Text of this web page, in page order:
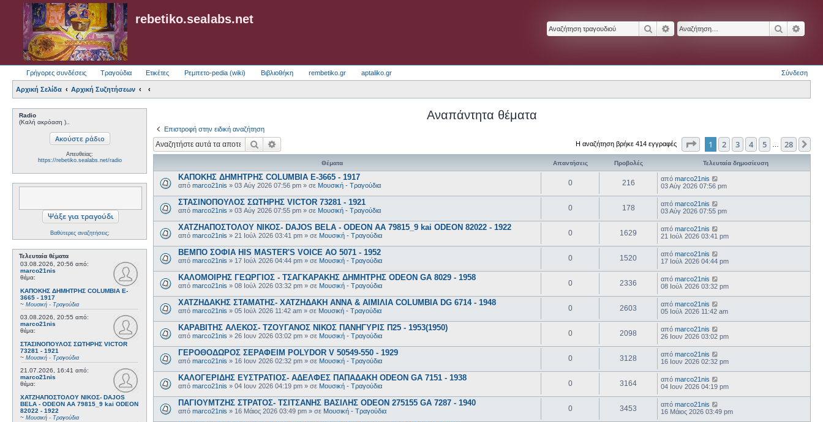
rebetiko.sealabs.net
ΑναζήτησηΕιδική αναζήτηση
Γρήγορες συνδέσεις Τραγούδια Ετικέτες Ρεμπετο-pedia (wiki) Βιβλιοθήκη rembetiko.gr aptaliko.gr Σύνδεση
Αρχική Σελίδα Αρχική Συζητήσεων
Radio
(Καλή ακρόαση )..
Απευθείας:
https://rebetiko.sealabs.net/radio
Βαθύτερες αναζητήσεις;
Τελευταία θέματα
03.08.2026, 20:56 από:
marco21nis
θέμα:
ΚΑΠΟΚΗΣ ΔΗΜΗΤΡΗΣ COLUMBIA E-
3665 - 1917
~ Μουσική - Τραγούδια
03.08.2026, 20:55 από:
marco21nis
θέμα:
ΣΤΑΣΙΝΟΠΟΥΛΟΣ ΣΩΤΗΡΗΣ VICTOR
73281 - 1921
~ Μουσική - Τραγούδια
21.07.2026, 16:41 από:
marco21nis
θέμα:
ΧΑΤΖΗΑΠΟΣΤΟΛΟΥ ΝΙΚΟΣ- DAJOS
BELA - ODEON AA 79815_9 kai ODEON
82022 - 1922
~ Μουσική - Τραγούδια
Αναπάντητα θέματα
Επιστροφή στην ειδική αναζήτηση
Αναζήτηση Η αναζήτηση βρήκε 414 εγγραφές Σελίδα1 από 28
1 2 3 4 5 28
Θέματα Απαντήσεις Προβολές Τελευταία δημοσίευση
ΚΑΠΟΚΗΣ ΔΗΜΗΤΡΗΣ COLUMBIA E-3665 - 1917
από marco21nis » 03 Αύγ 2026 07:56 pm » σε Μουσική - Τραγούδια 0 216 από marco21nis
03 Αύγ 2026 07:56 pm
ΣΤΑΣΙΝΟΠΟΥΛΟΣ ΣΩΤΗΡΗΣ VICTOR 73281 - 1921
από marco21nis » 03 Αύγ 2026 07:55 pm » σε Μουσική - Τραγούδια 0 178 από marco21nis
03 Αύγ 2026 07:55 pm
ΧΑΤΖΗΑΠΟΣΤΟΛΟΥ ΝΙΚΟΣ- DAJOS BELA - ODEON AA 79815_9 kai ODEON 82022 - 1922
από marco21nis » 21 Ιούλ 2026 03:41 pm » σε Μουσική - Τραγούδια 0 1629 από marco21nis
21 Ιούλ 2026 03:41 pm
ΒΕΜΠΟ ΣΟΦΙΑ HIS MASTER'S VOICE AO 5071 - 1952
από marco21nis » 17 Ιούλ 2026 04:44 pm » σε Μουσική - Τραγούδια 0 1520 από marco21nis
17 Ιούλ 2026 04:44 pm
ΚΑΛΟΜΟΙΡΗΣ ΓΕΩΡΓΙΟΣ - ΤΣΑΓΚΑΡΑΚΗΣ ΔΗΜΗΤΡΗΣ ODEON GA 8029 - 1958
από marco21nis » 08 Ιούλ 2026 03:32 pm » σε Μουσική - Τραγούδια 0 2336 από marco21nis
08 Ιούλ 2026 03:32 pm
ΧΑΤΖΗΔΑΚΗΣ ΣΤΑΜΑΤΗΣ- ΧΑΤΖΗΔΑΚΗ ΑΝΝΑ & ΑΙΜΙΛΙΑ COLUMBIA DG 6714 - 1948
από marco21nis » 05 Ιούλ 2026 11:42 am » σε Μουσική - Τραγούδια 0 2603 από marco21nis
05 Ιούλ 2026 11:42 am
ΚΑΡΑΒΙΤΗΣ ΑΛΕΚΟΣ- ΤΖΟΥΓΑΝΟΣ ΝΙΚΟΣ ΠΑΝΗΓΥΡΙΣ Π25 - 1953(1950)
από marco21nis » 26 Ιουν 2026 03:02 pm » σε Μουσική - Τραγούδια 0 2098 από marco21nis
26 Ιουν 2026 03:02 pm
ΓΕΡΟΘΟΔΩΡΟΣ ΣΕΡΑΦΕΙΜ POLYDOR V 50549-550 - 1929
από marco21nis » 16 Ιουν 2026 02:32 pm » σε Μουσική - Τραγούδια 0 3128 από marco21nis
16 Ιουν 2026 02:32 pm
ΚΑΛΟΓΕΡΙΔΗΣ ΕΥΣΤΡΑΤΙΟΣ- ΑΔΕΛΦΕΣ ΠΑΠΑΔΑΚΗ ODEON GA 7151 - 1938
από marco21nis » 04 Ιουν 2026 04:19 pm » σε Μουσική - Τραγούδια 0 3164 από marco21nis
04 Ιουν 2026 04:19 pm
ΠΑΓΙΟΥΜΤΖΗΣ ΣΤΡΑΤΟΣ- ΤΣΙΤΣΑΝΗΣ ΒΑΣΙΛΗΣ ODEON 275155 GA 7287 - 1940
από marco21nis » 16 Μάιος 2026 03:49 pm » σε Μουσική - Τραγούδια 0 3453 από marco21nis
16 Μάιος 2026 03:49 pm